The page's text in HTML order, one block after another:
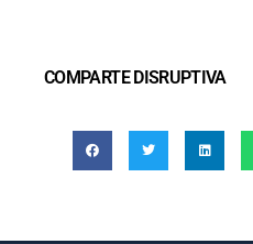
COMPARTE DISRUPTIVA